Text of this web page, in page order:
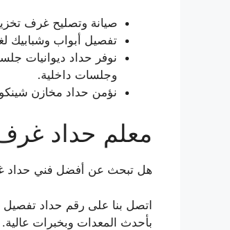
صيانة وتصليح غرف
تفصيل أبواب وشبابيك
نوفر حداد ديوانيات
وجلسات داخلية.
نؤمن حداد مخازن
معلم حداد
هل تبحث عن أفضل فني حداد
اتصل بنا على رقم حداد
بأحدث المعدات وبخبرات عالية.